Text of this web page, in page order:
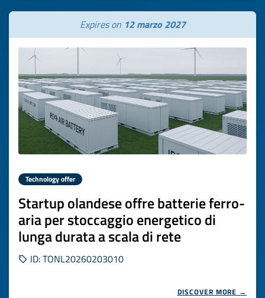
Expires on 12 marzo 2027
Technology offer
Startup olandese offre batterie ferro-
aria per stoccaggio energetico di
lunga durata a scala di rete
ID: TONL20260203010
DISCOVER MORE →